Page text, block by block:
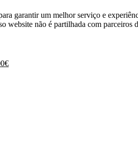
garantir um melhor serviço e
website não é partilhada com parceiros
€